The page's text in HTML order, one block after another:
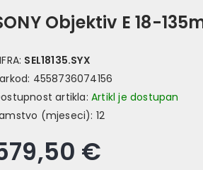
Objektiv E 18-
SEL18135.SYX
4558736074156
artikla: Artikl je dostupan
(mjeseci): 12
€